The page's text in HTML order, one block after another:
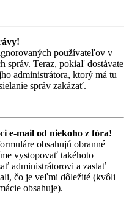
používateľov v
správ. Teraz, pokiaľ dostávate
administrátora, ktorý má tu
správ zakázať.
e-mail od niekoho z fóra!
obsahujú obranné
vystopovať takéhoto
administrátorovi a zaslať
čo je veľmi dôležité (kvôli
obsahuje).